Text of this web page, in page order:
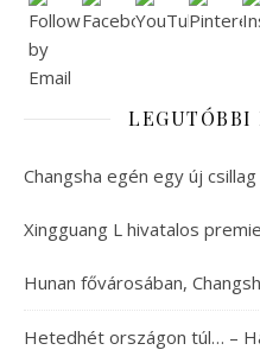
LEGUTÓBBI
Changsha egén egy új
Xingguang L hivatalos
Hunan fővárosában,
Hetedhét országon túl… –